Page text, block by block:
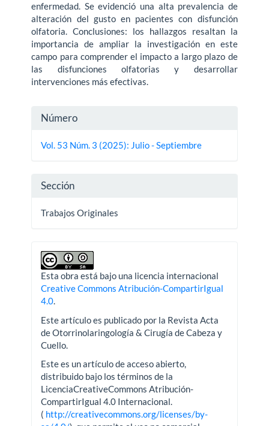
enfermedad. Se evidenció una alta prevalencia de
alteración del gusto en pacientes con disfunción
olfatoria. Conclusiones: los hallazgos resaltan la
importancia de ampliar la investigación en este
campo para comprender el impacto a largo plazo de
las disfunciones olfatorias y desarrollar
intervenciones más efectivas.
Detalles
del
Número
Vol. 53 Núm. 3 (2025): Julio - Septiembre
Sección
Trabajos Originales
Esta obra está bajo una licencia internacional
Creative Commons Atribución-CompartirIgual
4.0.
Este artículo es publicado por la Revista Acta
de Otorrinolaringología & Cirugía de Cabeza y
Cuello.
Este es un artículo de acceso abierto,
distribuido bajo los términos de la
LicenciaCreativeCommons Atribución-
CompartirIgual 4.0 Internacional.
( http://creativecommons.org/licenses/by-